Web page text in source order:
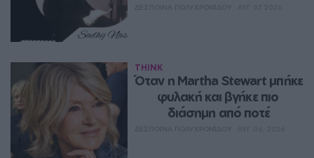
THINK
Όταν η Martha Stewart μπήκε
φυλακή και βγήκε πιο
διάσημη από ποτέ